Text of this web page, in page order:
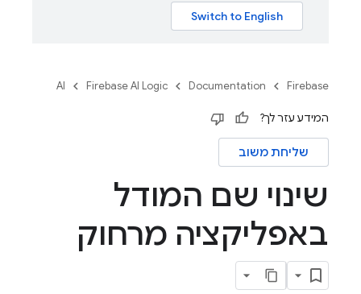
Firebase
Documentation
Firebase AI Logic
AI
המידע עזר לך?
שליחת משוב
שינוי שם המודל
באפליקציה מרחוק